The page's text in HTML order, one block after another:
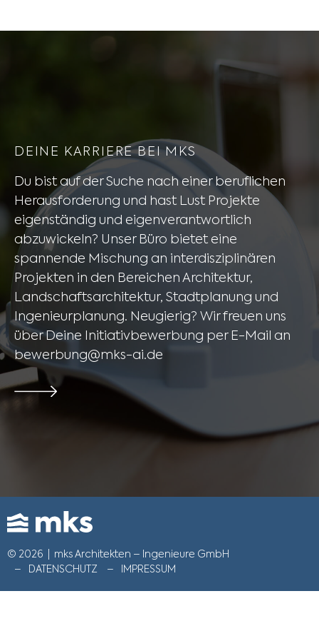
DEINE KARRIERE BEI MKS
Du bist auf der Suche nach einer beruflichen
Herausforderung und hast Lust Projekte
eigenständig und eigenverantwortlich
abzuwickeln? Unser Büro bietet eine
spannende Mischung an interdisziplinären
Projekten in den Bereichen Architektur,
Landschaftsarchitektur, Stadtplanung und
Ingenieurplanung. Neugierig? Wir freuen uns
über Deine Initiativbewerbung per E-Mail an
bewerbung@mks-ai.de
© 2026
mks Architekten – Ingenieure GmbH
DATENSCHUTZ
IMPRESSUM